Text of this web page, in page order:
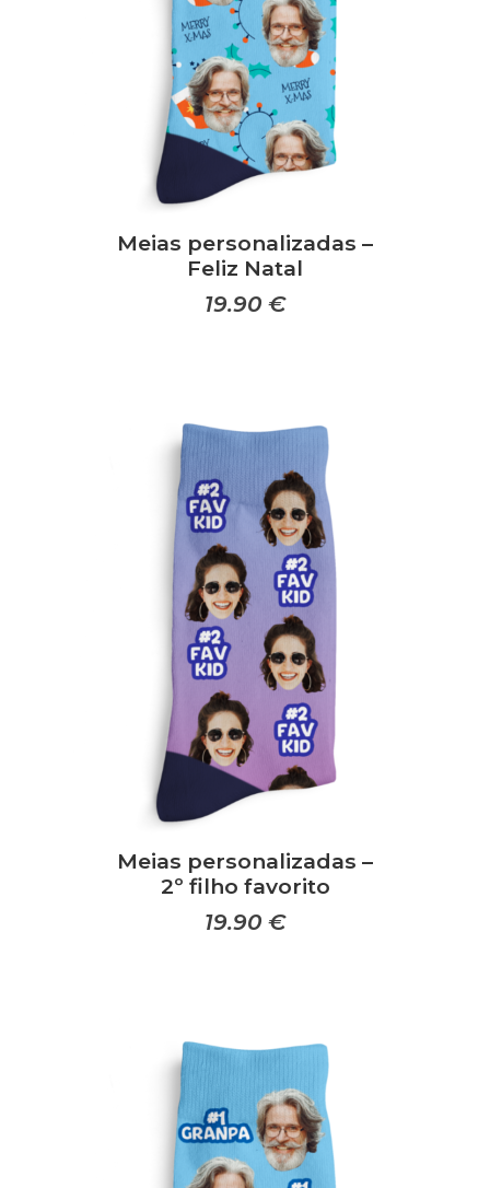
Meias personalizadas –
Feliz Natal
19.90 €
Meias personalizadas –
2º filho favorito
19.90 €